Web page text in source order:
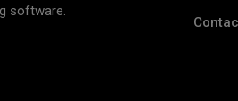
software.